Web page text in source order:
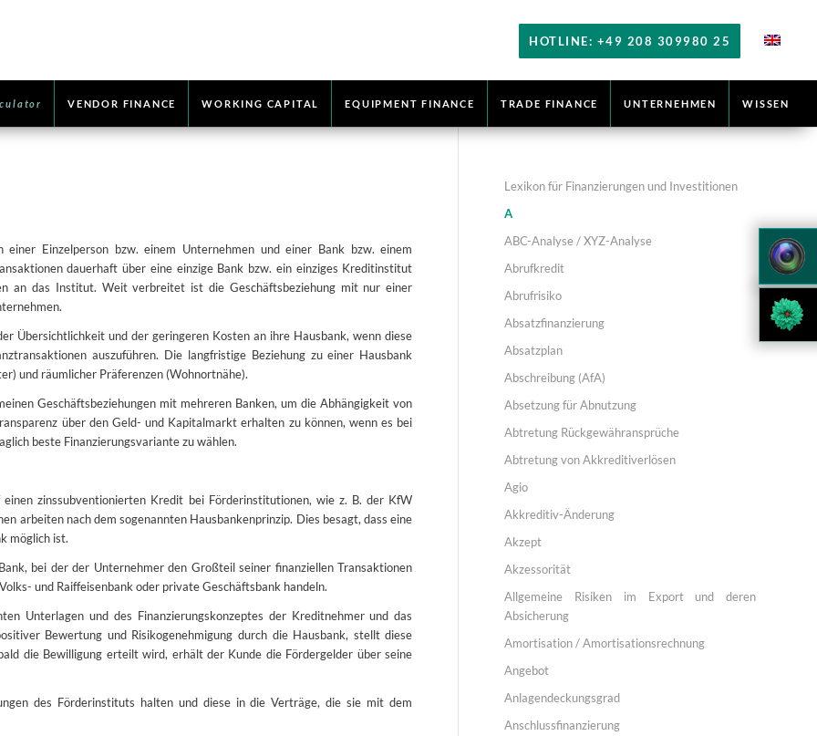
HOTLINE: +49 208 309980 25
VENDOR FINANCE WORKING CAPITAL EQUIPMENT FINANCE TRADE FINANCE UNTERNEHMEN WISSEN
Einzelperson bzw. einem Unternehmen und einer Bank bzw. einem
dauerhaft über eine einzige Bank bzw. ein einziges Kreditinstitut
an das Institut. Weit verbreitet ist die Geschäftsbeziehung mit nur einer
Übersichtlichkeit und der geringeren Kosten an ihre Hausbank, wenn diese
auszuführen. Die langfristige Beziehung zu einer Hausbank
und räumlicher Präferenzen (Wohnortnähe).
Geschäftsbeziehungen mit mehreren Banken, um die Abhängigkeit von
über den Geld- und Kapitalmarkt erhalten zu können, wenn es bei
beste Finanzierungsvariante zu wählen.
zinssubventionierten Kredit bei Förderinstitutionen, wie z. B. der KfW
arbeiten nach dem sogenannten Hausbankenprinzip. Dies besagt, dass eine
möglich ist.
bei der der Unternehmer den Großteil seiner finanziellen Transaktionen
und Raiffeisenbank oder private Geschäftsbank handeln.
Unterlagen und des Finanzierungskonzeptes der Kreditnehmer und das
Bewertung und Risikogenehmigung durch die Hausbank, stellt diese
die Bewilligung erteilt wird, erhält der Kunde die Fördergelder über seine
des Förderinstituts halten und diese in die Verträge, die sie mit dem
Lexikon für Finanzierungen und Investitionen
A
ABC-Analyse / XYZ-Analyse
Abrufkredit
Abrufrisiko
Absatzfinanzierung
Absatzplan
Abschreibung (AfA)
Absetzung für Abnutzung
Abtretung Rückgewähransprüche
Abtretung von Akkreditiverlösen
Agio
Akkreditiv-Änderung
Akzept
Akzessorität
Allgemeine Risiken im Export und deren
Absicherung
Amortisation / Amortisationsrechnung
Angebot
Anlagendeckungsgrad
Anschlussfinanzierung